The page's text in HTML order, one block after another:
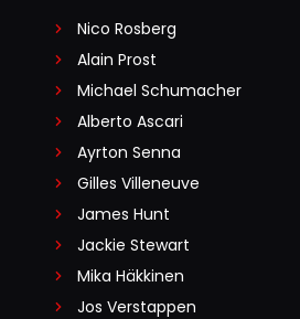
Nico Rosberg
Alain Prost
Michael Schumacher
Alberto Ascari
Ayrton Senna
Gilles Villeneuve
James Hunt
Jackie Stewart
Mika Häkkinen
Jos Verstappen